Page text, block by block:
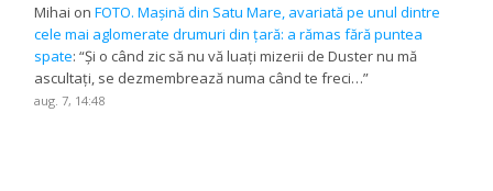
Mihai onFOTO. Mașină din Satu Mare, avariată pe unul dintre
cele mai aglomerate drumuri din țară: a rămas fără puntea
spate: “Și o când zic să nu vă luați mizerii de Duster nu mă
ascultați, se dezmembrează numa când te freci…”
aug. 7, 14:48